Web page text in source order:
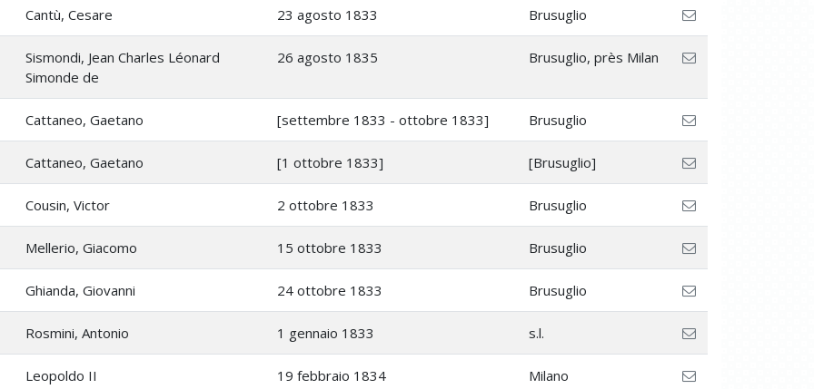
Cantù, Cesare 23 agosto 1833 Brusuglio
Sismondi, Jean Charles Léonard
Simonde de
26 agosto 1835 Brusuglio, près Milan
Cattaneo, Gaetano [settembre 1833 - ottobre 1833] Brusuglio
Cattaneo, Gaetano [1 ottobre 1833] [Brusuglio]
Cousin, Victor 2 ottobre 1833 Brusuglio
Mellerio, Giacomo 15 ottobre 1833 Brusuglio
Ghianda, Giovanni 24 ottobre 1833 Brusuglio
Rosmini, Antonio 1 gennaio 1833 s.l.
Leopoldo II 19 febbraio 1834 Milano